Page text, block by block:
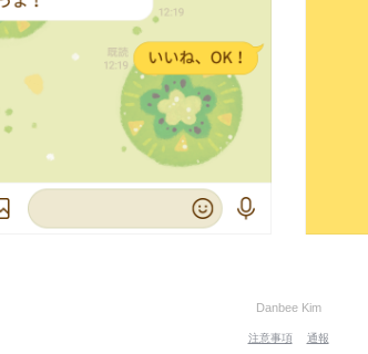
Danbee Kim
注意事項 通報